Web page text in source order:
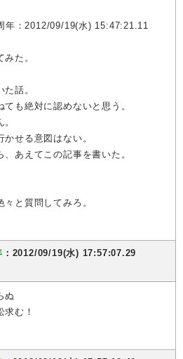
年：2012/09/19(水) 15:47:21.11
た。
話。
も絶対に認めないと思う。
せる意図はない。
あえてこの記事を書いた。
と質問してみろ。
：2012/09/19(水) 17:57:07.29
ぬ
む！